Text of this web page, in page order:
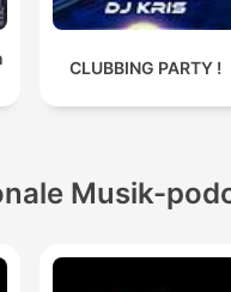
CLUBBING PARTY !
Musik-